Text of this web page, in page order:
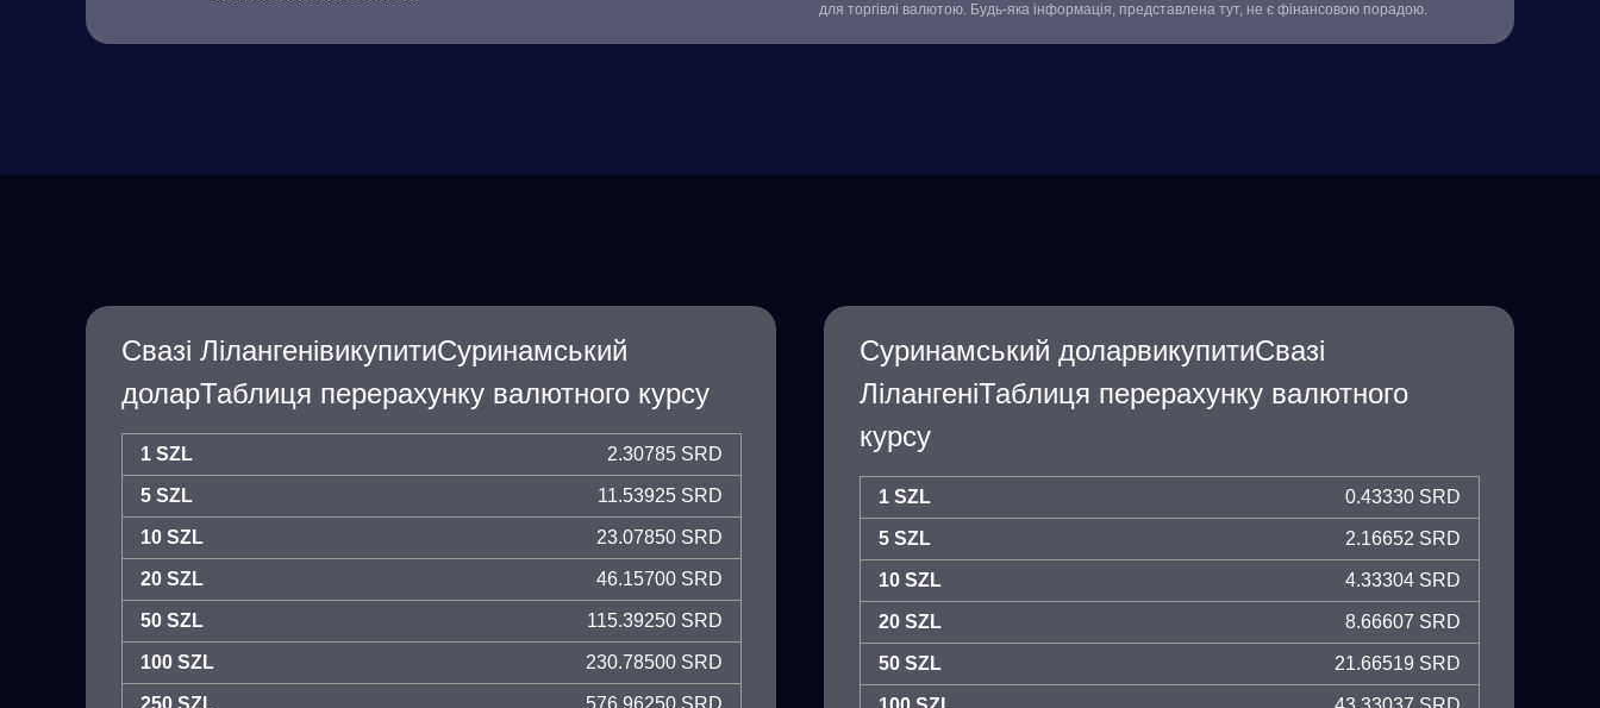
для торгівлі валютою. Будь-яка інформація, представлена тут, не є фінансовою порадою.
Свазі ЛілангенівикупитиСуринамський
доларТаблиця перерахунку валютного курсу
1 SZL 2.30785 SRD
5 SZL 11.53925 SRD
10 SZL 23.07850 SRD
20 SZL 46.15700 SRD
50 SZL 115.39250 SRD
100 SZL 230.78500 SRD
250 SZL 576.96250 SRD
Суринамський доларвикупитиСвазі
ЛілангеніТаблиця перерахунку валютного
курсу
1 SZL 0.43330 SRD
5 SZL 2.16652 SRD
10 SZL 4.33304 SRD
20 SZL 8.66607 SRD
50 SZL 21.66519 SRD